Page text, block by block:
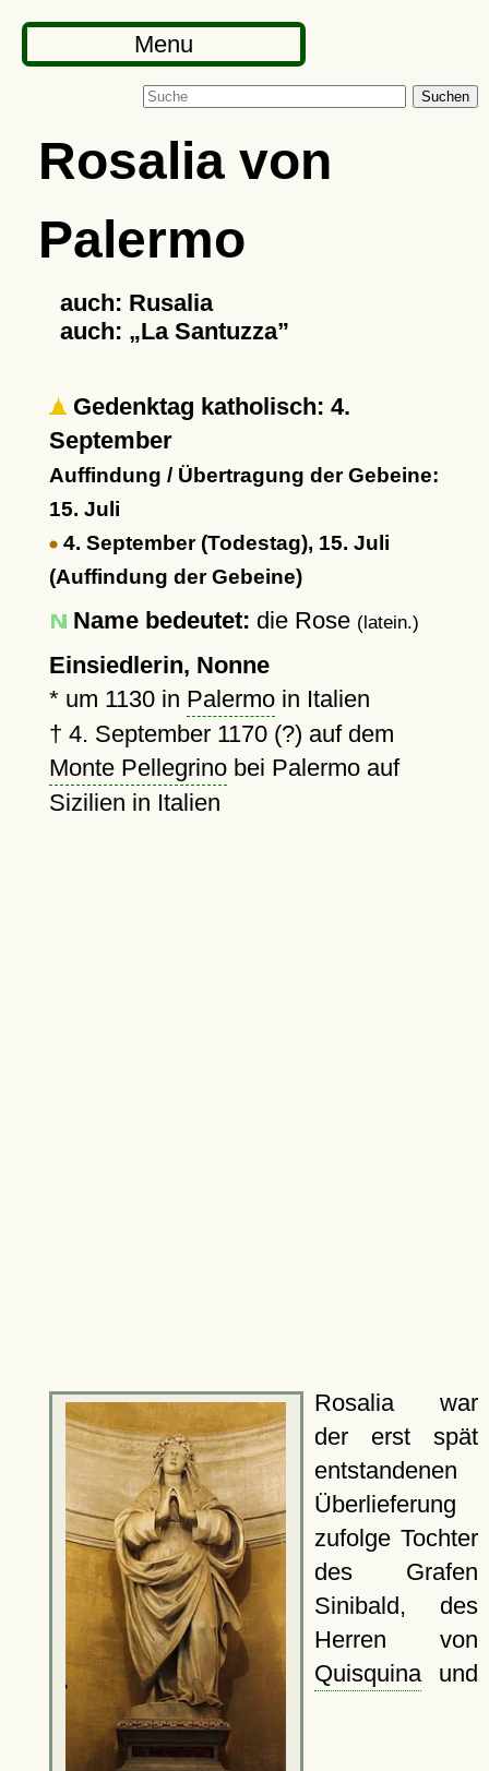
Menu
Suchen
Rosalia von
Palermo
auch: Rusalia
auch:
La Santuzza
Gedenktag katholisch: 4.
September
Auffindung / Übertragung der Gebeine:
15. Juli
4. September (Todestag), 15. Juli
(Auffindung der Gebeine)
Name bedeutet: die Rose (latein.)
Einsiedlerin, Nonne
* um 1130in Palermoin Italien
† 4. September 1170 (?) auf dem
Monte Pellegrinobei Palermo auf
Sizilien in Italien
Rosalia war
der erst spät
entstandenen
Überlieferung
zufolge Tochter
des Grafen
Sinibald, des
Herren von
Quisquinaund